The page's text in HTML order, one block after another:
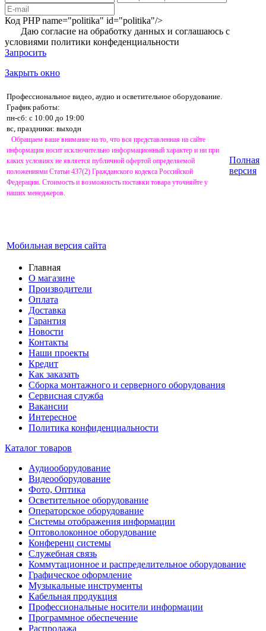
Код PHPname="politika" id="politika"/>
Даю согласие на обработку данных и соглашаюсь с
условиями политики конфеденциальности
Запросить
Закрыть окно
Профессиональное видео, аудио и осветительное оборудование.
График работы:
пн-сб: с 10:00 до 19:00
вс, праздники: выходн
Обращаем ваше внимание на то, что вся представленная на сайте
информация носит исключительно информационный характер и ни при
каких условиях не является публичной офертой определяемой
положениями Статьи 437(2) Гражданского кодекса Российской
Федерации. Стоимость и возможность поставки товара уточняйте у
наших менеджеров.
Мобильная версия сайта
Полная
версия
Главная
О магазине
Производители
Оплата
Доставка
Гарантия
Новости
Контакты
Наши проекты
Кредит
Как заказать
Сборка монтажного и серверного оборудования
Сервисная служба
Вакансии
Интересное
Политика конфиденциальности
Каталог товаров
Аудиооборудование
Видеооборудование
Фото, Оптика
Осветительное оборудование
Операторское оборудование
Системы отображения информации
Оптоволоконное оборудование
Конференц системы
Служебная связь
Коммутационное и распределительное оборудование
Графическое оформление
Музыкальные инструменты
Кабельная продукция
Профессиональные носители информации
Программное обеспечение
Распродажа